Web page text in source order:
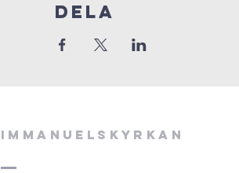
Dela
Immanuelskyrkan